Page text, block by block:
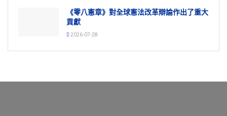
《零八憲章》對全球憲法改革辯論作出了重大
貢獻
2026-07-28